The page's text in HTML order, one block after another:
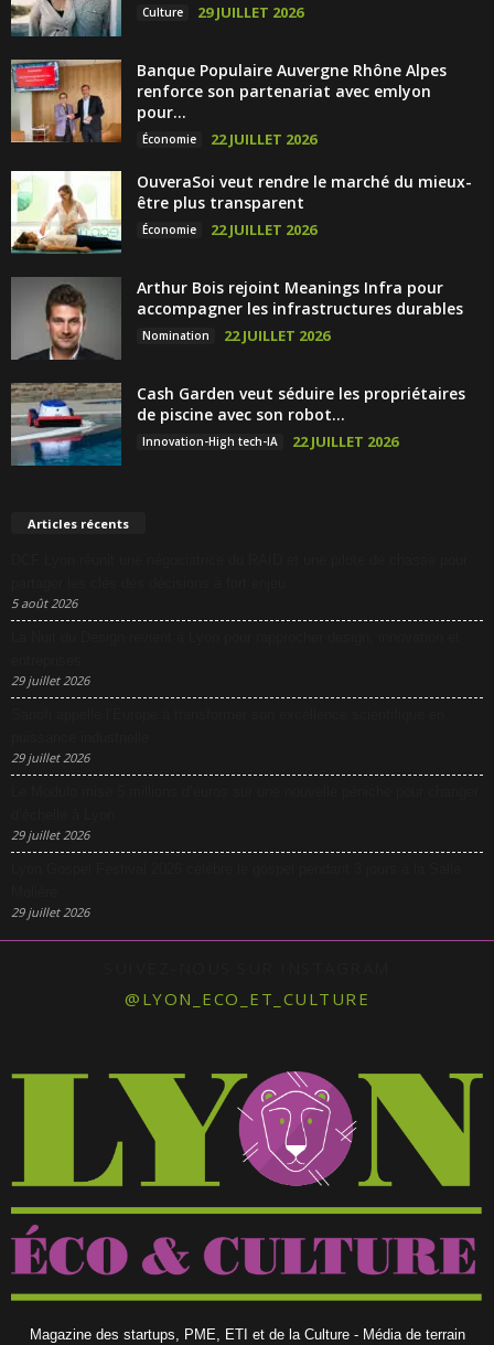
Culture 29 JUILLET 2026
Banque Populaire Auvergne Rhône Alpes
renforce son partenariat avec emlyon
pour...
Économie 22 JUILLET 2026
OuveraSoi veut rendre le marché du mieux-
être plus transparent
Économie 22 JUILLET 2026
Arthur Bois rejoint Meanings Infra pour
accompagner les infrastructures durables
Nomination 22 JUILLET 2026
Cash Garden veut séduire les propriétaires
de piscine avec son robot...
Innovation-High tech-IA 22 JUILLET 2026
Articles récents
5 août 2026
29 juillet 2026
29 juillet 2026
29 juillet 2026
29 juillet 2026
@LYON_ECO_ET_CULTURE
Magazine des startups, PME, ETI et de la Culture - Média de terrain